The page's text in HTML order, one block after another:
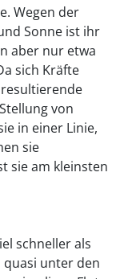
Wegen der
Sonne ist ihr
aber nur etwa
sich Kräfte
von
in einer Linie,
sie
sie am kleinsten
schneller als
unter den